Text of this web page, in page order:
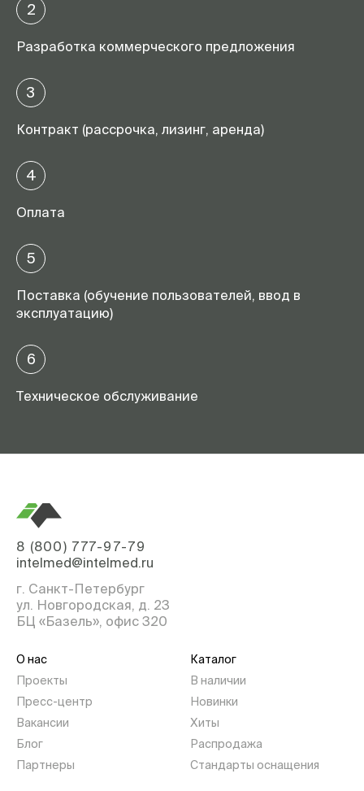
2
Разработка коммерческого предложения
3
Контракт (рассрочка, лизинг, аренда)
4
Оплата
5
Поставка (обучение пользователей, ввод в
эксплуатацию)
6
Техническое обслуживание
8 (800) 777-97-79
intelmed@intelmed.ru
г. Санкт-Петербург
ул. Новгородская, д. 23
БЦ «Базель», офис 320
О нас
Проекты
Пресс-центр
Вакансии
Блог
Партнеры
Каталог
В наличии
Новинки
Хиты
Распродажа
Стандарты оснащения